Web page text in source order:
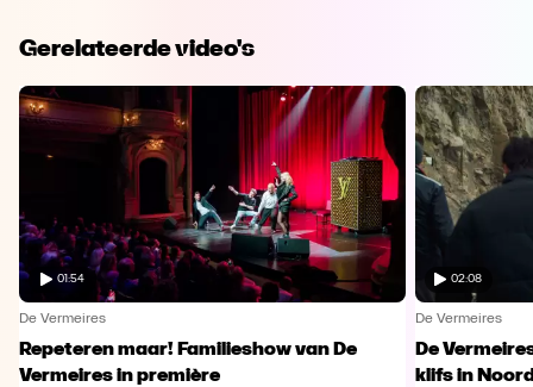
Gerelateerde video's
01:54
De Vermeires
Repeteren maar! Familieshow van De
Vermeires in première
02:08
De Vermeires
De
klifs in